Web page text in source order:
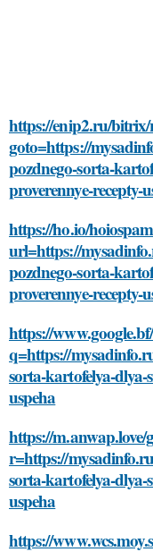
https://enip2.ru/
goto=https://
pozdnego-sorta-
proverennye-recepty-
https://ho.io/
url=https://
pozdnego-sorta-
proverennye-recepty-
https://
q=https://
sorta-kartofelya-dlya-
uspeha
https://
r=https://
sorta-kartofelya-dlya-
uspeha
https://